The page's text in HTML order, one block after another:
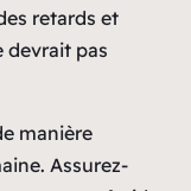
retards et
devrait pas
manière
Assurez-